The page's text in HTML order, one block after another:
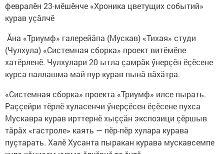
февралӗн 23-мӗшӗнче «Хроника цветущих событий»
курав уçăлчӗ
Ăна «Триумф» галерейăпа (Мускав) «Тихая» студи
(Чулхула) «Системная сборка» проект витӗмӗпе
хатӗрленӗ. Чулхулари 20 ытла çамрăк ӳнерçӗн ӗçӗсене
курса паллашма май пур курав пынă вăхăтра.
«Системная сборка» проекта «Триумф» илсе пырать.
Раççейри тӗрлӗ хуласенчи ӳнерçӗсен ӗçӗсене пухса
Мускавра курав ирттернӗ хыççăн экспозици çӗршыв
тăрăх «гастроле» каять — пӗр-пӗр хулара курава
пуçтарать. Халӗ Хусанта пыракан курава мускавсемпе